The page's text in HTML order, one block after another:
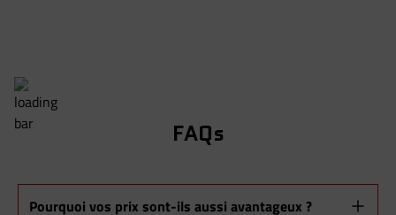
FAQs
Pourquoi vos prix sont-ils aussi avantageux ?